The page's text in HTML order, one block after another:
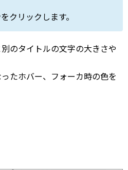
クリックします。
のタイトルの文字の大きさや
たホバー、フォーカ時の色を